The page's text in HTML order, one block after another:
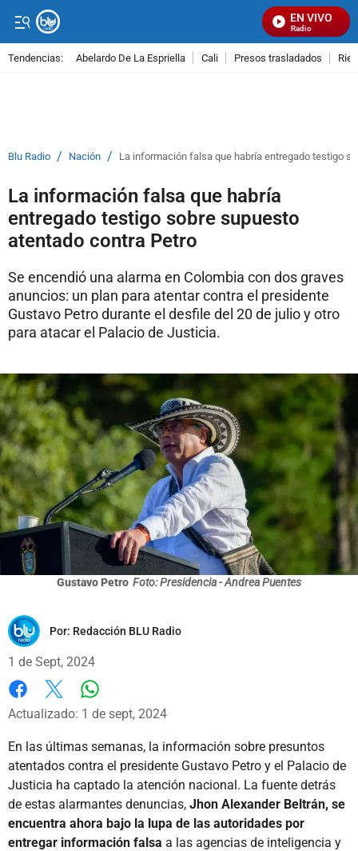
EN VIVO
Señal Visual Radio
Tendencias: Abelardo De La Espriella Cali Presos trasladados
Blu Radio / Nación / La información falsa que habría entregado testigo
La información falsa que habría
entregado testigo sobre supuesto
atentado contra Petro
Se encendió una alarma en Colombia con dos graves
anuncios: un plan para atentar contra el presidente
Gustavo Petro durante el desfile del 20 de julio y otro
para atacar el Palacio de Justicia.
Gustavo Petro Foto: Presidencia - Andrea Puentes
Por: Redacción BLU Radio
1 de Sept, 2024
Facebook
X
Actualizado: 1 de sept, 2024
En las últimas semanas, la información sobre presuntos
atentados contra el presidente Gustavo Petro y el Palacio de
Justicia ha captado la atención nacional. La fuente detrás
de estas alarmantes denuncias, Jhon Alexander Beltrán, se
encuentra ahora bajo la lupa de las autoridades por
entregar información falsa a las agencias de inteligencia y